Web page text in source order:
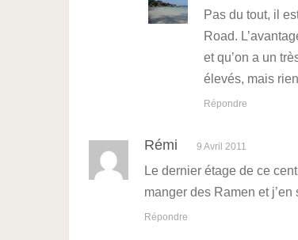
Pas du tout, il
Road.
et qu’on a un
élevés, mais
Répondre
Rémi 9 Avril 2011
Le dernier étage de ce
manger des Ramen et
Répondre